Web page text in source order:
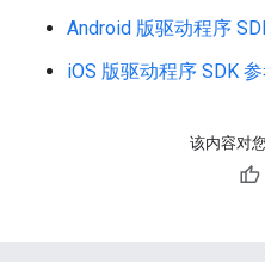
Android 版驱动程序
iOS 版驱动程序 SDK
该内容对